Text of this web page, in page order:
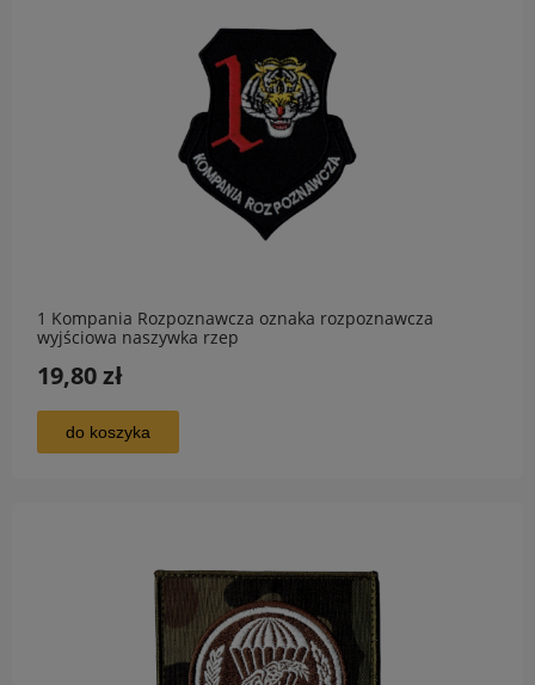
1 Kompania Rozpoznawcza oznaka rozpoznawcza
wyjściowa naszywka rzep
19,80 zł
do koszyka